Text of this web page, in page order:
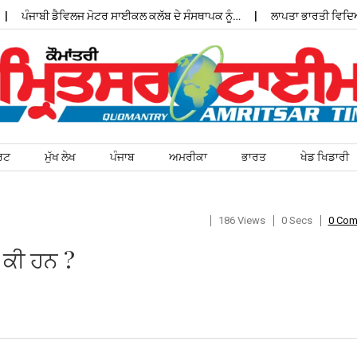
ਡੈਵਿਲਜ ਮੋਟਰ ਸਾਈਕਲ ਕਲੱਬ ਦੇ ਸੰਸਥਾਪਕ ਨੂੰ… ਲਾਪਤਾ ਭਾਰਤੀ ਵਿਦਿਆਰਥੀ
ਮੁੱਖ ਲੇਖ ਪੰਜਾਬ ਅਮਰੀਕਾ ਭਾਰਤ ਖੇਡ ਖਿਡਾਰੀ
186 Views 0 Secs 0
ਹਨ ?